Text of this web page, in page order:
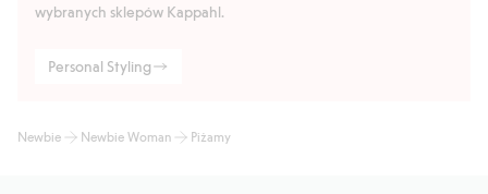
wybranych sklepów Kappahl.
Personal Styling
Newbie Newbie Woman Piżamy